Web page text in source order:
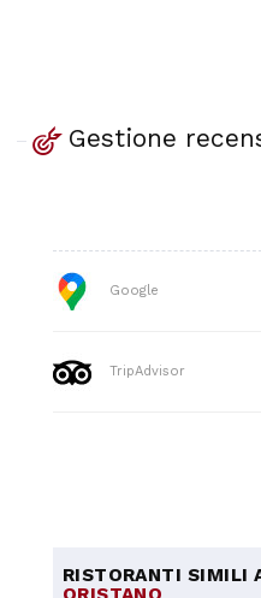
Gestione
Google
TripAdvisor
RISTORANTI SIMILI